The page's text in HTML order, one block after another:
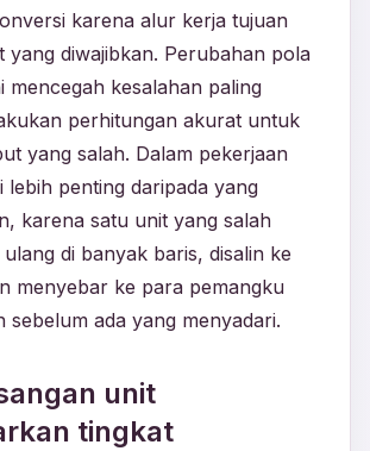
karena alur kerja tujuan
yang diwajibkan. Perubahan pola
mencegah kesalahan paling
perhitungan akurat untuk
yang salah. Dalam pekerjaan
lebih penting daripada yang
karena satu unit yang salah
ulang di banyak baris, disalin ke
menyebar ke para pemangku
sebelum ada yang menyadari.
unit
tingkat